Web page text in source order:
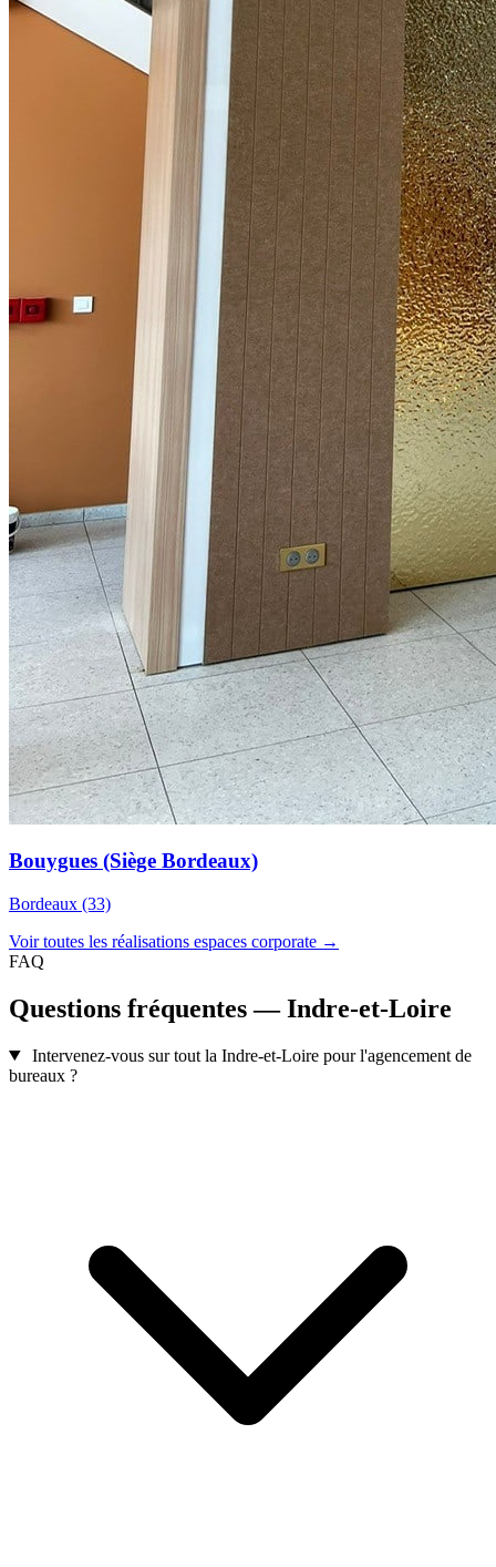
Bouygues (Siège Bordeaux)
Bordeaux (33)
Voir toutes les réalisations espaces corporate →
FAQ
Questions fréquentes — Indre-et-Loire
Intervenez-vous sur tout la Indre-et-Loire pour l'agencement de
bureaux ?